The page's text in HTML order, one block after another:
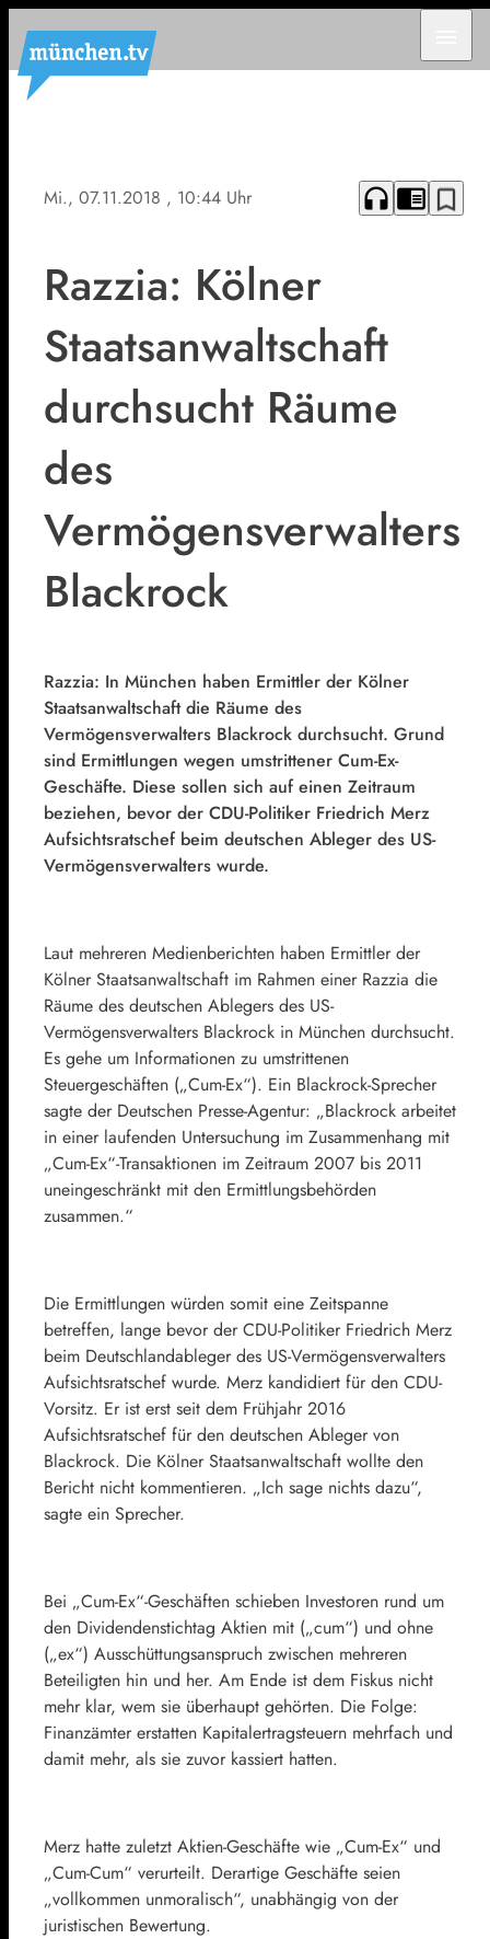
Mi., 07.11.2018 , 10:44 Uhr headphones chrome_reader_mode bookmark_border
Razzia: Kölner
Staatsanwaltschaft
durchsucht Räume
des
Vermögensverwalters
Blackrock
Razzia: In München haben Ermittler der Kölner
Staatsanwaltschaft die Räume des
Vermögensverwalters Blackrock durchsucht. Grund
sind Ermittlungen wegen umstrittener Cum-Ex-
Geschäfte. Diese sollen sich auf einen Zeitraum
beziehen, bevor der CDU-Politiker Friedrich Merz
Aufsichtsratschef beim deutschen Ableger des US-
Vermögensverwalters wurde.
Laut mehreren Medienberichten haben Ermittler der
Kölner Staatsanwaltschaft im Rahmen einer Razzia die
Räume des deutschen Ablegers des US-
Vermögensverwalters Blackrock in München durchsucht.
Es gehe um Informationen zu umstrittenen
Steuergeschäften („Cum-Ex“). Ein Blackrock-Sprecher
sagte der Deutschen Presse-Agentur: „Blackrock arbeitet
in einer laufenden Untersuchung im Zusammenhang mit
„Cum-Ex“-Transaktionen im Zeitraum 2007 bis 2011
uneingeschränkt mit den Ermittlungsbehörden
zusammen.“
Die Ermittlungen würden somit eine Zeitspanne
betreffen, lange bevor der CDU-Politiker Friedrich Merz
beim Deutschlandableger des US-Vermögensverwalters
Aufsichtsratschef wurde. Merz kandidiert für den CDU-
Vorsitz. Er ist erst seit dem Frühjahr 2016
Aufsichtsratschef für den deutschen Ableger von
Blackrock. Die Kölner Staatsanwaltschaft wollte den
Bericht nicht kommentieren. „Ich sage nichts dazu“,
sagte ein Sprecher.
Bei „Cum-Ex“-Geschäften schieben Investoren rund um
den Dividendenstichtag Aktien mit („cum“) und ohne
(„ex“) Ausschüttungsanspruch zwischen mehreren
Beteiligten hin und her. Am Ende ist dem Fiskus nicht
mehr klar, wem sie überhaupt gehörten. Die Folge:
Finanzämter erstatten Kapitalertragsteuern mehrfach und
damit mehr, als sie zuvor kassiert hatten.
Merz hatte zuletzt Aktien-Geschäfte wie „Cum-Ex“ und
„Cum-Cum“ verurteilt. Derartige Geschäfte seien
„vollkommen unmoralisch“, unabhängig von der
juristischen Bewertung.